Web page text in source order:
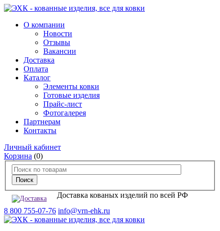
О компании
Новости
Отзывы
Вакансии
Доставка
Оплата
Каталог
Элементы ковки
Готовые изделия
Прайс-лист
Фотогалерея
Партнерам
Контакты
Личный кабинет
Корзина (0)
Доставка кованых изделий по всей РФ
8 800 755-07-76 info@vrn-ehk.ru